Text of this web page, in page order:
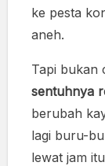
ke pesta
aneh.
Tapi bukan
sentuhnya
berubah
lagi buru-
lewat jam